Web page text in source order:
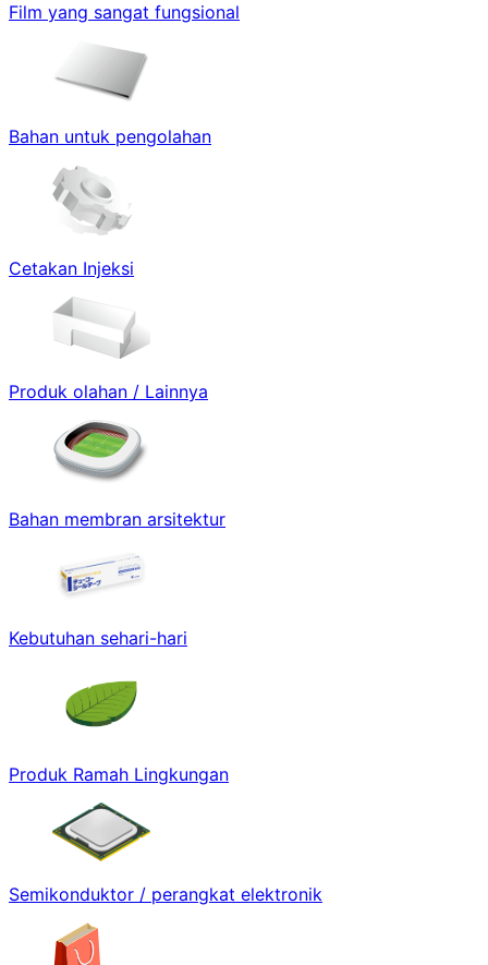
Film yang sangat fungsional
Bahan untuk pengolahan
Cetakan Injeksi
Produk olahan / Lainnya
Bahan membran arsitektur
Kebutuhan sehari-hari
Produk Ramah Lingkungan
Semikonduktor / perangkat elektronik